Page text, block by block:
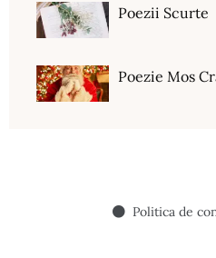
Poezii Scurte
Poezie Mos
Politica de